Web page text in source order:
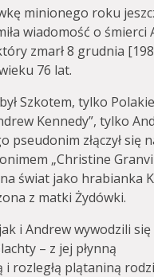
minionego roku
wiadomość o śmierci
zmarł 8 grudnia
76 lat.
Szkotem, tylko
Kennedy”, tylko
pseudonim złączył się
„Christine
świat jako hrabianka
z matki Żydówki.
i Andrew wywodzili się
– z jej płynną
i rozległą plątaniną